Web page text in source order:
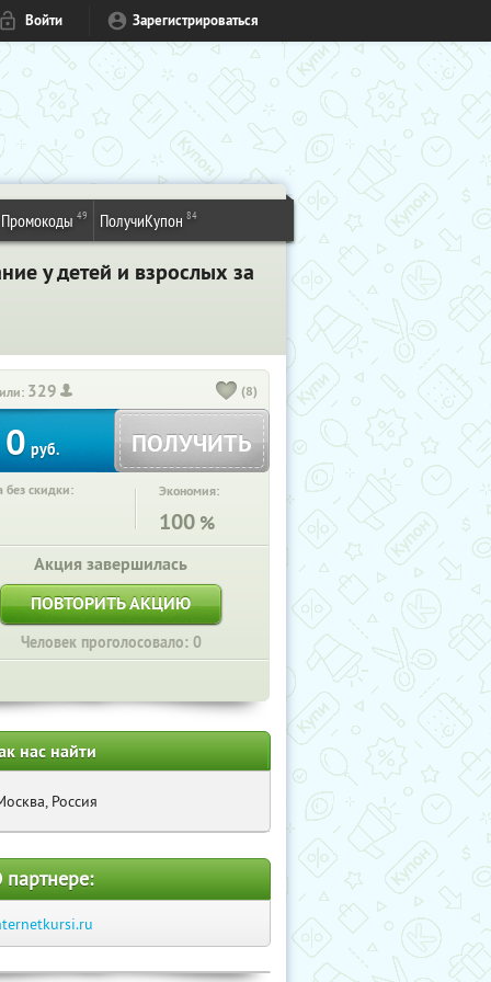
Войти Зарегистрироваться
Промокоды 49 ПолучиКупон 84
у детей и взрослых за
329 (8)
0 руб. ПОЛУЧИТЬ
без скидки: Экономия:
100 %
Акция завершилась
ПОВТОРИТЬ АКЦИЮ
Человек проголосовало: 0
нас найти
Россия
партнере: